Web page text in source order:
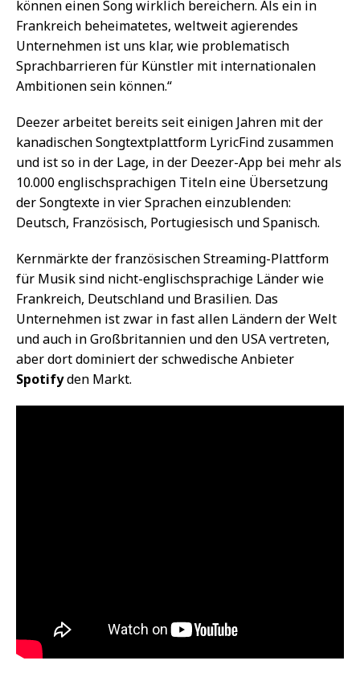
können einen Song wirklich bereichern. Als ein in
Frankreich beheimatetes, weltweit agierendes
Unternehmen ist uns klar, wie problematisch
Sprachbarrieren für Künstler mit internationalen
Ambitionen sein können.“
Deezer arbeitet bereits seit einigen Jahren mit der
kanadischen Songtextplattform LyricFind zusammen
und ist so in der Lage, in der Deezer-App bei mehr als
10.000 englischsprachigen Titeln eine Übersetzung
der Songtexte in vier Sprachen einzublenden:
Deutsch, Französisch, Portugiesisch und Spanisch.
Kernmärkte der französischen Streaming-Plattform
für Musik sind nicht-englischsprachige Länder wie
Frankreich, Deutschland und Brasilien. Das
Unternehmen ist zwar in fast allen Ländern der Welt
und auch in Großbritannien und den USA vertreten,
aber dort dominiert der schwedische Anbieter
Spotifyden Markt.